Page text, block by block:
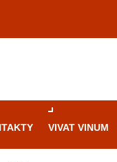
VIVAT VINUM